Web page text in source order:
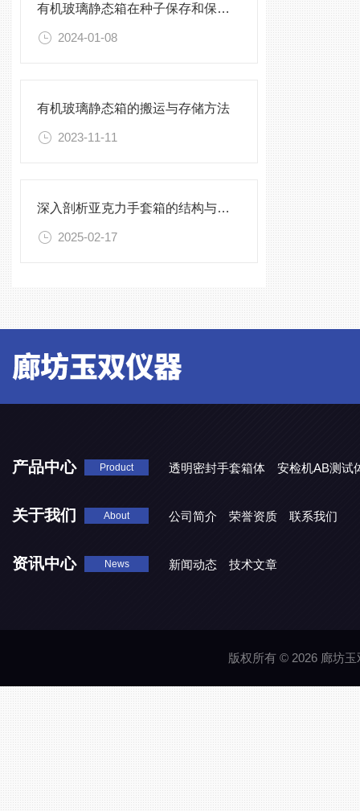
有机玻璃静态箱在种子保存和保护中的作用分析
2024-01-08
有机玻璃静态箱的搬运与存储方法
2023-11-11
深入剖析亚克力手套箱的结构与工作原理
2025-02-17
产品中心 Product 透明密封手套箱体 安检机AB测试
关于我们 About 公司简介 荣誉资质 联系我们
资讯中心 News 新闻动态 技术文章
版权所有 © 2026 廊坊